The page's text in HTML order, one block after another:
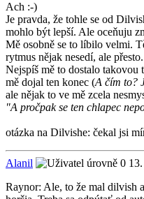
Ach :-)
Je pravda, že tohle se od
mohlo být lepší. Ale oceňuju
Mě osobně se to líbilo velmi.
rytmus nějak nesedí, ale přesto.
Nejspíš mě to dostalo
mě dojal ten konec (A čím to?
ale nějak to ve mě zcela
"A pročpak se ten chlapec
otázka na Dilvishe: čekal jsi
Alanil
Raynor: Ale, to že mal dilvish